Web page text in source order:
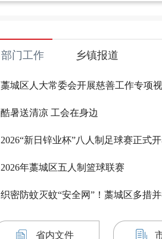
部门工作 乡镇报道
藁城区人大常委会开展慈善工作专项
酷暑送清凉 工会在身边
2026“新日锌业杯”八人制足球赛正式
2026年藁城区五人制篮球联赛
织密防蚊灭蚊“安全网”！藁城区多措
省内文件